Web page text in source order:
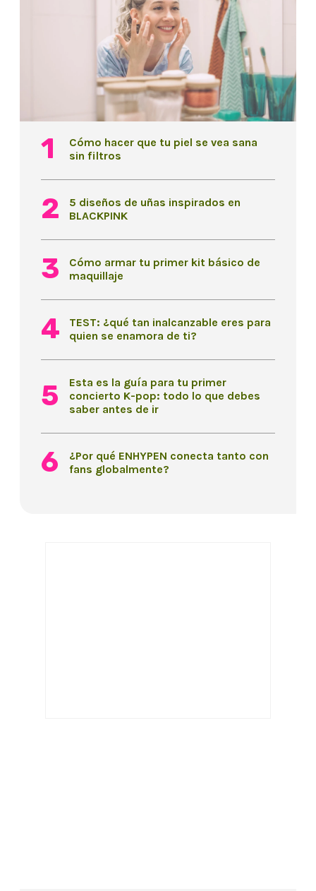
Cómo hacer que tu piel se vea sana
sin filtros
5 diseños de uñas inspirados en
BLACKPINK
Cómo armar tu primer kit básico de
maquillaje
TEST: ¿qué tan inalcanzable eres para
quien se enamora de ti?
Esta es la guía para tu primer
concierto K-pop: todo lo que debes
saber antes de ir
¿Por qué ENHYPEN conecta tanto con
fans globalmente?